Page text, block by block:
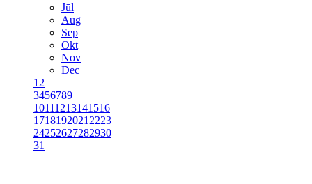
Jūl
Aug
Sep
Okt
Nov
Dec
1 2
3456789
10111213141516
1718192021 2223
24252627282930
31